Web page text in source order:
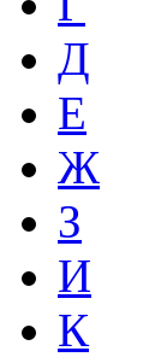
Д
Е
Ж
З
И
К